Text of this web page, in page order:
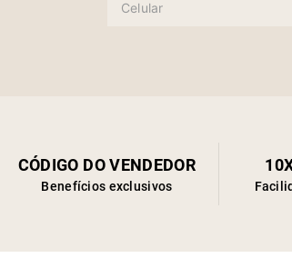
CÓDIGO DO VENDEDOR
Benefícios exclusivos